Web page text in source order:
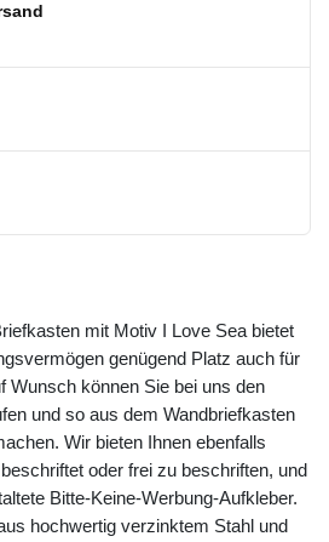
mit Motiv I Love Sea bietet
genügend Platz auch für
Wunsch können Sie bei uns den
und so aus dem Wandbriefkasten
Wir bieten Ihnen ebenfalls
oder frei zu beschriften, und
Bitte-Keine-Werbung-Aufkleber.
hochwertig verzinktem Stahl und